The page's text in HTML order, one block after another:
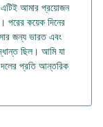
এটিই আমার প্রয়োজন
পরের কয়েক দিনের
জন্য ভারত এবং
ছিল। আমি যা
দলের প্রতি আন্তরিক